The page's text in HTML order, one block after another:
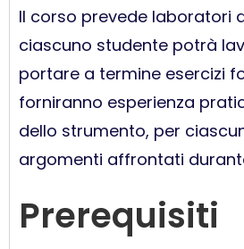
Il corso prevede laboratori
ciascuno studente potrà
portare a termine esercizi
forniranno esperienza
dello strumento, per
argomenti affrontati
Prerequisiti